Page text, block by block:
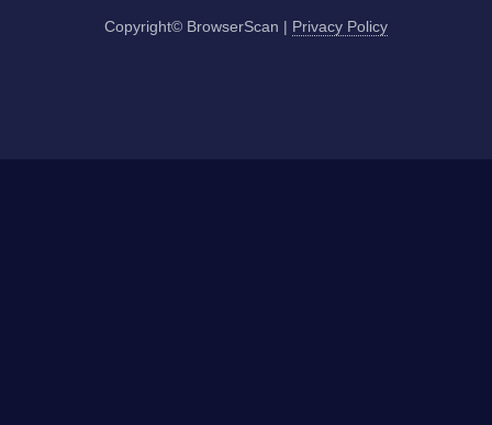
Copyright© BrowserScan | Privacy Policy